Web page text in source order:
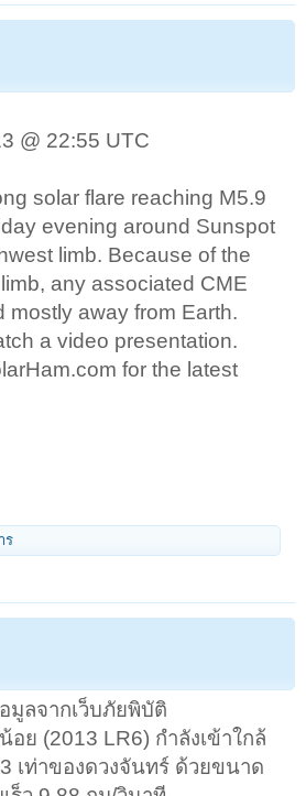
@ 22:55 UTC
solar flare reaching M5.9
evening around Sunspot
limb. Because of the
any associated CME
mostly away from Earth.
a video presentation.
for the latest
ร
มูลจากเว็บภัยพิบัติ
อย (2013 LR6) กำลังเข้าใกล้
เท่าของดวงจันทร์ ด้วยขนาด